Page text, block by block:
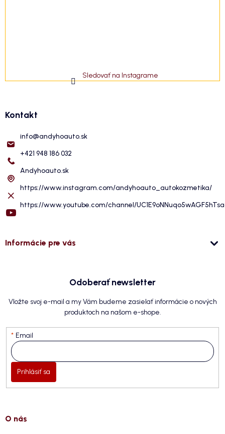
Sledovať na Instagrame
Kontakt
info@andyhoauto.sk
+421 948 186 032
Andyhoauto.sk
https://www.instagram.com/andyhoauto_autokozmetika/
https://www.youtube.com/channel/
Informácie pre vás
Odoberať newsletter
Vložte svoj e-mail a my Vám budeme zasielať informácie o nových
produktoch na našom e-shope.
Email
Prihlásiť sa
O nás